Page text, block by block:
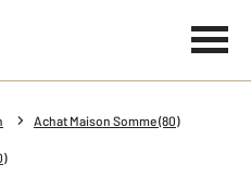
Achat Maison Somme (80)